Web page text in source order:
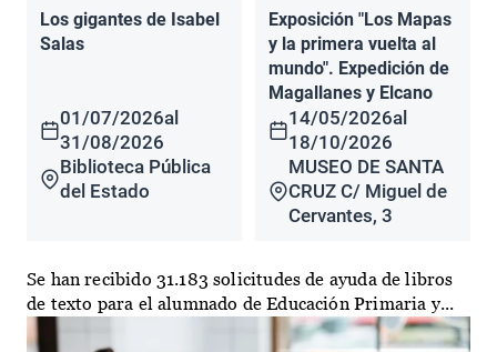
Los gigantes de Isabel
Salas
01/07/2026al
31/08/2026
Biblioteca Pública
del Estado
Exposición "Los Mapas
y la primera vuelta al
mundo". Expedición de
Magallanes y Elcano
14/05/2026al
18/10/2026
MUSEO DE SANTA
CRUZ C/ Miguel de
Cervantes, 3
Se han recibido 31.183 solicitudes de ayuda de libros
de texto para el alumnado de Educación Primaria y...